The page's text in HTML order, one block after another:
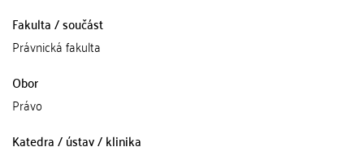
Fakulta / součást
Právnická fakulta
Obor
Právo
Katedra / ústav / klinika